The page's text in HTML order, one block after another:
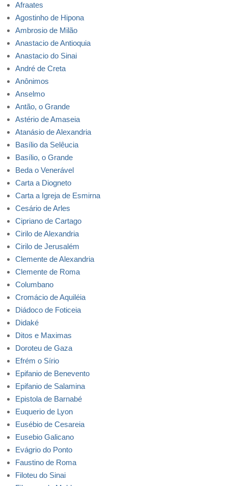
Afraates
Agostinho de Hipona
Ambrosio de Milão
Anastacio de Antioquia
Anastacio do Sinai
André de Creta
Anônimos
Anselmo
Antão, o Grande
Astério de Amaseia
Atanásio de Alexandria
Basílio da Selêucia
Basílio, o Grande
Beda o Venerável
Carta a Diogneto
Carta a Igreja de Esmirna
Cesário de Arles
Cipriano de Cartago
Cirilo de Alexandria
Cirilo de Jerusalém
Clemente de Alexandria
Clemente de Roma
Columbano
Cromácio de Aquiléia
Diádoco de Foticeia
Didaké
Ditos e Maximas
Doroteu de Gaza
Efrém o Sírio
Epifanio de Benevento
Epifanio de Salamina
Epistola de Barnabé
Euquerio de Lyon
Eusébio de Cesareia
Eusebio Galicano
Evágrio do Ponto
Faustino de Roma
Filoteu do Sinai